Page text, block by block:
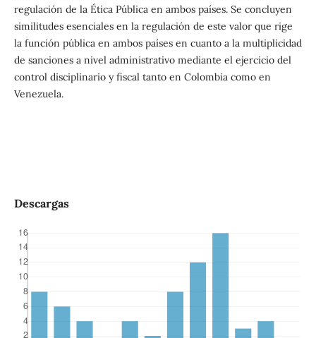
regulación de la Ética Pública en ambos países. Se concluyen
similitudes esenciales en la regulación de este valor que rige
la función pública en ambos países en cuanto a la multiplicidad
de sanciones a nivel administrativo mediante el ejercicio del
control disciplinario y fiscal tanto en Colombia como en
Venezuela.
Descargas